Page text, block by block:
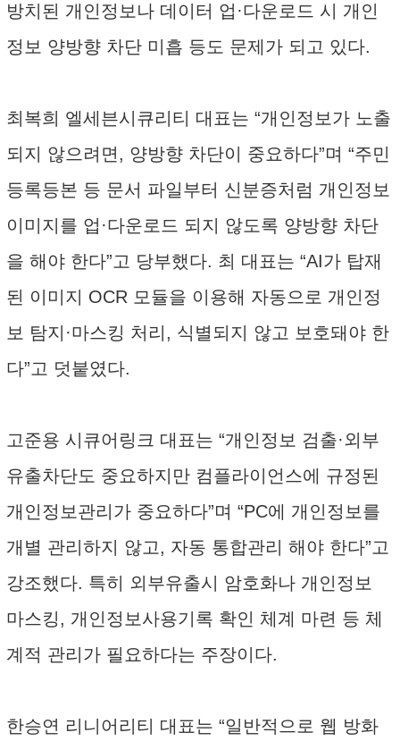
방치된 개인정보나 데이터 업·다운로드 시 개인
정보 양방향 차단 미흡 등도 문제가 되고 있다.
최복희 엘세븐시큐리티 대표는 “개인정보가 노출
되지 않으려면, 양방향 차단이 중요하다”며 “주민
등록등본 등 문서 파일부터 신분증처럼 개인정보
이미지를 업·다운로드 되지 않도록 양방향 차단
을 해야 한다”고 당부했다. 최 대표는 “AI가 탑재
된 이미지 OCR 모듈을 이용해 자동으로 개인정
보 탐지·마스킹 처리, 식별되지 않고 보호돼야 한
다”고 덧붙였다.
고준용 시큐어링크 대표는 “개인정보 검출·외부
유출차단도 중요하지만 컴플라이언스에 규정된
개인정보관리가 중요하다”며 “PC에 개인정보를
개별 관리하지 않고, 자동 통합관리 해야 한다”고
강조했다. 특히 외부유출시 암호화나 개인정보
마스킹, 개인정보사용기록 확인 체계 마련 등 체
계적 관리가 필요하다는 주장이다.
한승연 리니어리티 대표는 “일반적으로 웹 방화